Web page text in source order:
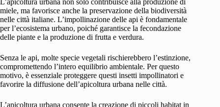
L’apicoltura urbana non solo contribuisce alla produzione di
miele, ma favorisce anche la preservazione della biodiversità
nelle città italiane. L’impollinazione delle api è fondamentale
per l’ecosistema urbano, poiché garantisce la fecondazione
delle piante e la produzione di frutta e verdura.
Senza le api, molte specie vegetali rischierebbero l’estinzione,
compromettendo l’intero equilibrio ambientale. Per questo
motivo, è essenziale proteggere questi insetti impollinatori e
favorire la diffusione dell’apicoltura urbana nelle città.
L’apicoltura urbana consente la creazione di piccoli habitat in